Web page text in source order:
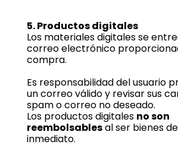
5. Productos digitales
Los materiales digitales se
correo electrónico
compra.
Es responsabilidad del usuario
un correo válido y revisar sus
spam o correo no deseado.
Los productos digitales no son
reembolsablesal ser bienes
inmediato.